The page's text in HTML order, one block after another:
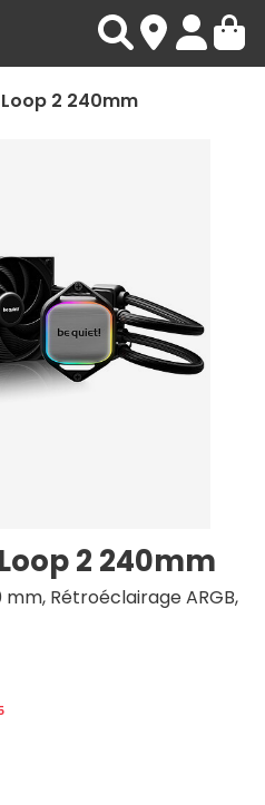
2 240mm
2 240mm
Rétroéclairage ARGB,